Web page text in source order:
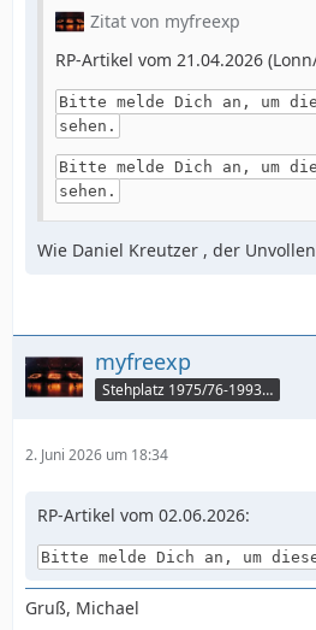
Zitat von myfreexp
RP-Artikel vom 21.04.2026
Bitte melde Dich an, um
sehen.
Bitte melde Dich an, um
sehen.
Wie Daniel Kreutzer , der
myfreexp
Stehplatz 1975/76-1993/94
2. Juni 2026 um 18:34
RP-Artikel vom 02.06.2026:
Bitte melde Dich an, um
Gruß, Michael